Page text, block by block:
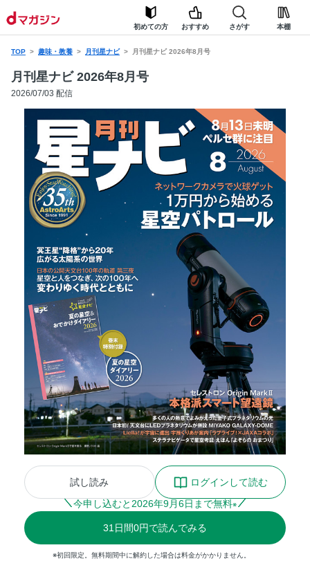
初めての方 おすすめ さがす 本棚
TOP 趣味・教養 月刊星ナビ 月刊星ナビ 2026年8月号
月刊星ナビ 2026年8月号
2026/07/03 配信
試し読み
ログインして読む
今申し込むと 2026年9月6日まで無料※
31 日間0円で読んでみる
※初回限定。無料期間中に解約した場合は料金がかかりません。